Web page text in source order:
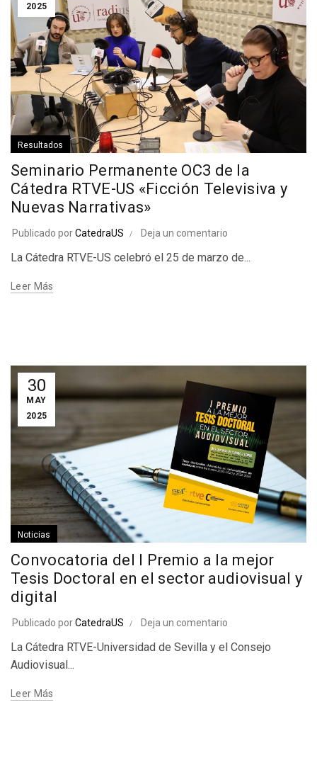
2025
Resultados
Seminario Permanente OC3 de la
Cátedra RTVE-US «Ficción Televisiva y
Nuevas Narrativas»
Publicado porCatedraUS Deja un comentario
La Cátedra RTVE-US celebró el 25 de marzo de...
Leer Más
30
MAY
2025
Noticias
Convocatoria del I Premio a la mejor
Tesis Doctoral en el sector audiovisual y
digital
Publicado porCatedraUS Deja un comentario
La Cátedra RTVE-Universidad de Sevilla y el Consejo
Audiovisual...
Leer Más